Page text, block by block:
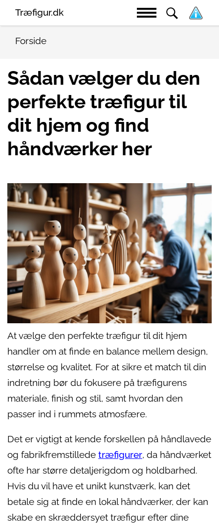
Træfigur.dk
Forside
Sådan vælger du den
perfekte træfigur til
dit hjem og find
håndværker her
At vælge den perfekte træfigur til dit hjem
handler om at finde en balance mellem design,
størrelse og kvalitet. For at sikre et match til din
indretning bør du fokusere på træfigurens
materiale, finish og stil, samt hvordan den
passer ind i rummets atmosfære.
Det er vigtigt at kende forskellen på håndlavede
og fabrikfremstillede træfigurer, da håndværket
ofte har større detaljerigdom og holdbarhed.
Hvis du vil have et unikt kunstværk, kan det
betale sig at finde en lokal håndværker, der kan
skabe en skræddersyet træfigur efter dine